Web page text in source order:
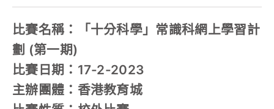
聯絡我們
比賽名稱：「十分科學」常識科網上學習計
劃 (第一期)
比賽日期：17-2-2023
主辦團體：香港教育城